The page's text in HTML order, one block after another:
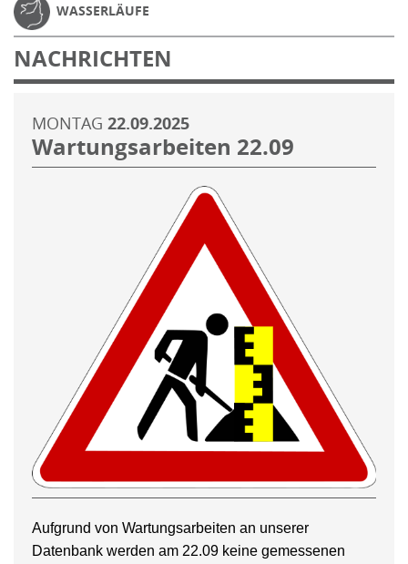
WASSERLÄUFE
NACHRICHTEN
MONTAG 22.09.2025
Wartungsarbeiten 22.09
Aufgrund von Wartungsarbeiten an unserer
Datenbank werden am 22.09 keine gemessenen